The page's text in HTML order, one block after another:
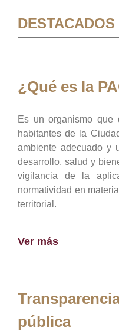
DESTACADOS
¿Qué es la
Es un organismo que
habitantes de la
ambiente adecuado y
desarrollo, salud y
vigilancia de la
normatividad en
territorial.
Ver más
pública